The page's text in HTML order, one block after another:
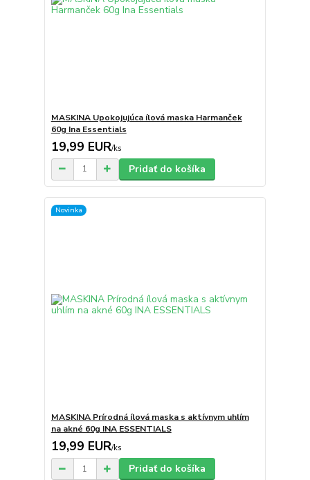
MASKINA Upokojujúca ílová maska ​​Harmanček
60g Ina Essentials
19,99 EUR/ks
Pridať do košíka
Novinka
MASKINA Prírodná ílová maska ​​s aktívnym uhlím
na akné 60g INA ESSENTIALS
19,99 EUR/ks
Pridať do košíka